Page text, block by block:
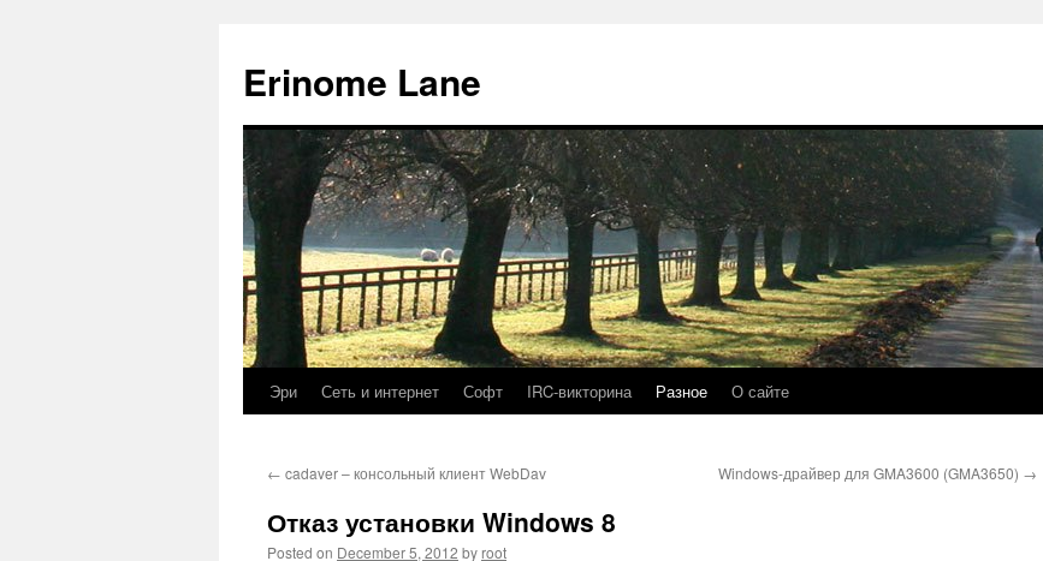
Erinome Lane
Эри Сеть и интернет Софт IRC-викторина Разное О сайте
← cadaver – консольный клиент WebDav Windows-драйвер для GMA3600 (GMA3650) →
Отказ установки Windows 8
Posted on December 5, 2012 by root